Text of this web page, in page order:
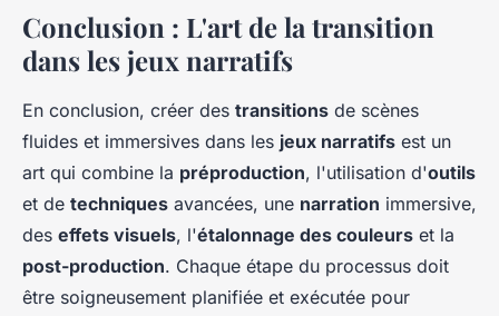
Conclusion : L'art de la transition
dans les jeux narratifs
En conclusion, créer des transitions de scènes
fluides et immersives dans les jeux narratifs est un
art qui combine la préproduction, l'utilisation d'outils
et de techniques avancées, une narration immersive,
des effets visuels, l'étalonnage des couleurs et la
post-production. Chaque étape du processus doit
être soigneusement planifiée et exécutée pour